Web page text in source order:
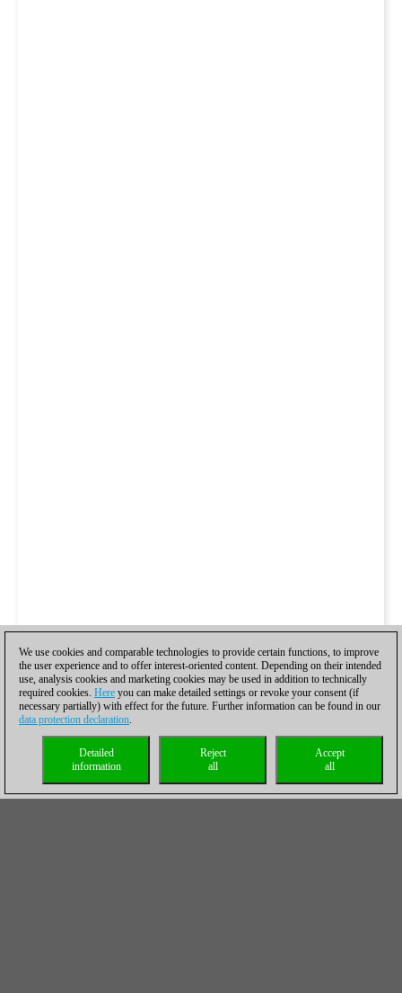
We use cookies and comparable technologies to provide certain functions, to improve
the user experience and to offer interest-oriented content. Depending on their intended
use, analysis cookies and marketing cookies may be used in addition to technically
required cookies. Here you can make detailed settings or revoke your consent (if
necessary partially) with effect for the future. Further information can be found in our
data protection declaration.
Accept
all
Reject
all
Detailed
information